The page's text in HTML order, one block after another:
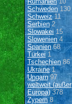
Schweden 130
Schweiz11
Serbien2
Slowakei15
Slowenien4
Spanien68
Türkei1
Tschechien 86
Ukraine1
Ungarn97
weltweit (außer
Europa)378
Zypern8